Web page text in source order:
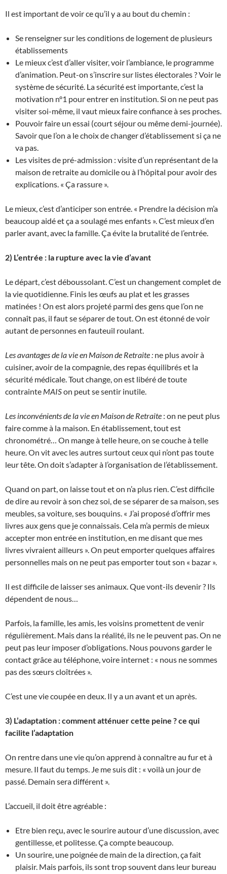
Il est important de voir ce qu’il y a au bout du chemin :
Se renseigner sur les conditions de logement de plusieurs
établissements
Le mieux c’est d’aller visiter, voir l’ambiance, le programme
d’animation. Peut-on s’inscrire sur listes électorales ? Voir le
système de sécurité. La sécurité est importante, c’est la
motivation n°1 pour entrer en institution. Si on ne peut pas
visiter soi-même, il vaut mieux faire confiance à ses proches.
Pouvoir faire un essai (court séjour ou même demi-journée).
Savoir que l’on a le choix de changer d’établissement si ça ne
va pas.
Les visites de pré-admission : visite d’un représentant de la
maison de retraite au domicile ou à l’hôpital pour avoir des
explications. « Ça rassure ».
Le mieux, c’est d’anticiper son entrée. « Prendre la décision m’a
beaucoup aidé et ça a soulagé mes enfants ». C’est mieux d’en
parler avant, avec la famille. Ça évite la brutalité de l’entrée.
2) L’entrée : la rupture avec la vie d’avant
Le départ, c’est déboussolant. C’est un changement complet de
la vie quotidienne. Finis les œufs au plat et les grasses
matinées ! On est alors projeté parmi des gens que l’on ne
connaît pas, il faut se séparer de tout. On est étonné de voir
autant de personnes en fauteuil roulant.
Les avantages de la vie en Maison de Retraite : ne plus avoir à
cuisiner, avoir de la compagnie, des repas équilibrés et la
sécurité médicale. Tout change, on est libéré de toute
contrainte MAISon peut se sentir inutile.
Les inconvénients de la vie en Maison de Retraite : on ne peut plus
faire comme à la maison. En établissement, tout est
chronométré… On mange à telle heure, on se couche à telle
heure. On vit avec les autres surtout ceux qui n’ont pas toute
leur tête. On doit s’adapter à l’organisation de l’établissement.
Quand on part, on laisse tout et on n’a plus rien. C’est difficile
de dire au revoir à son chez soi, de se séparer de sa maison, ses
meubles, sa voiture, ses bouquins. « J’ai proposé d’offrir mes
livres aux gens que je connaissais. Cela m’a permis de mieux
accepter mon entrée en institution, en me disant que mes
livres vivraient ailleurs ». On peut emporter quelques affaires
personnelles mais on ne peut pas emporter tout son « bazar ».
Il est difficile de laisser ses animaux. Que vont-ils devenir ? Ils
dépendent de nous…
Parfois, la famille, les amis, les voisins promettent de venir
régulièrement. Mais dans la réalité, ils ne le peuvent pas. On ne
peut pas leur imposer d’obligations. Nous pouvons garder le
contact grâce au téléphone, voire internet : « nous ne sommes
pas des sœurs cloîtrées ».
C’est une vie coupée en deux. Il y a un avant et un après.
3) L’adaptation : comment atténuer cette peine ? ce qui
facilite l’adaptation
On rentre dans une vie qu’on apprend à connaître au fur et à
mesure. Il faut du temps. Je me suis dit : « voilà un jour de
passé. Demain sera différent ».
L’accueil, il doit être agréable :
Etre bien reçu, avec le sourire autour d’une discussion, avec
gentillesse, et politesse. Ça compte beaucoup.
Un sourire, une poignée de main de la direction, ça fait
plaisir. Mais parfois, ils sont trop souvent dans leur bureau